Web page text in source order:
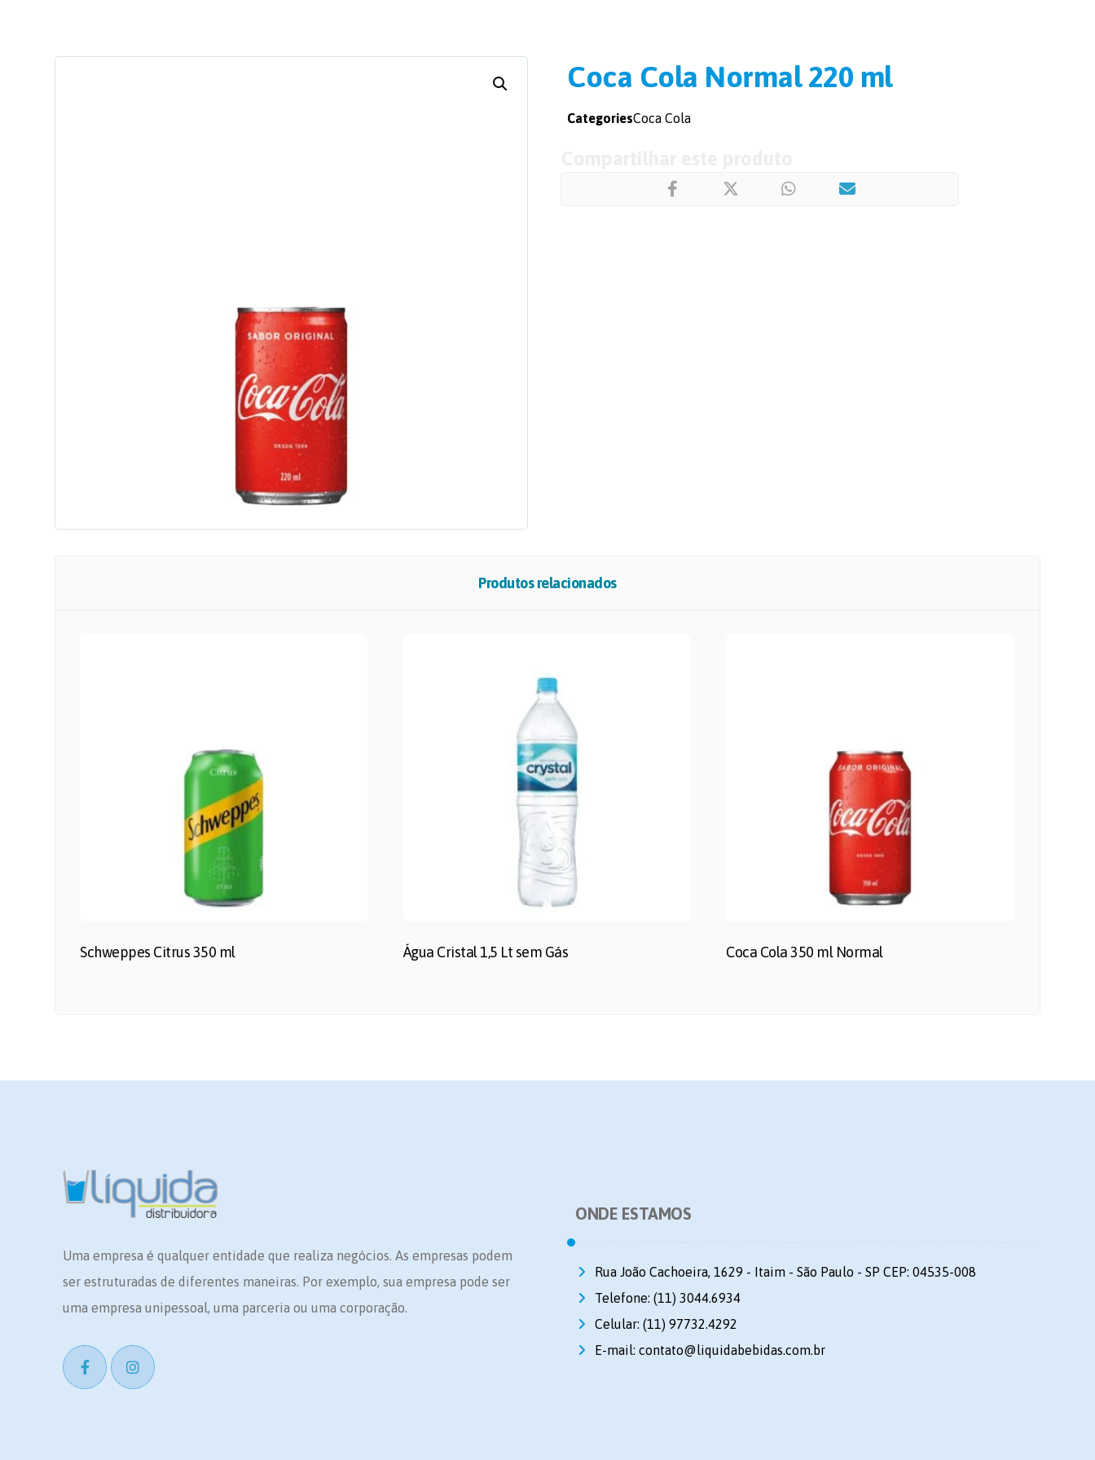
Coca Cola Normal 220 ml
CategoriesCoca Cola
Produtos relacionados
Schweppes Citrus 350 ml Água Cristal 1,5 Lt sem Gás Coca Cola 350 ml Normal
Uma empresa é qualquer entidade que realiza negócios. As empresas podem
ser estruturadas de diferentes maneiras. Por exemplo, sua empresa pode ser
uma empresa unipessoal, uma parceria ou uma corporação.
ONDE ESTAMOS
Rua João Cachoeira, 1629 - Itaim - São Paulo - SP CEP: 04535-008
Telefone: (11) 3044.6934
Celular: (11) 97732.4292
E-mail: contato@liquidabebidas.com.br